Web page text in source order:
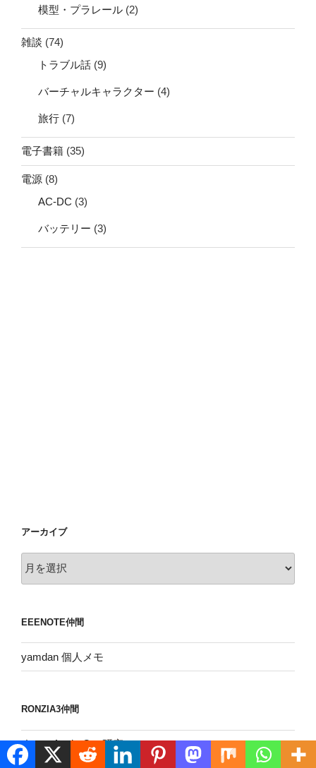
模型・プラレール (2)
雑談 (74)
トラブル話 (9)
バーチャルキャラクター (4)
旅行 (7)
電子書籍 (35)
電源 (8)
AC-DC (3)
バッテリー (3)
アーカイブ
ー
ブ
EEENOTE仲間
yamdan 個人メモ
RONZIA3仲間
すｚのAspireOne研究